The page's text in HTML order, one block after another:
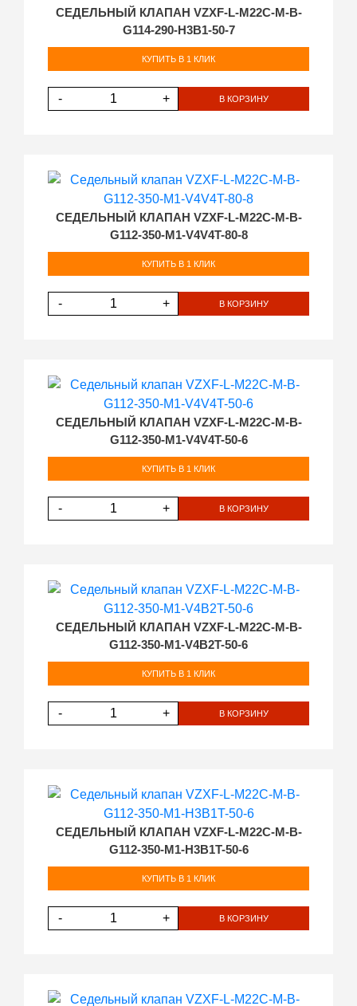
СЕДЕЛЬНЫЙ КЛАПАН VZXF-L-M22C-M-B-
G114-290-H3B1-50-7
КУПИТЬ В 1 КЛИК
- + В КОРЗИНУ
СЕДЕЛЬНЫЙ КЛАПАН VZXF-L-M22C-M-B-
G112-350-M1-V4V4T-80-8
КУПИТЬ В 1 КЛИК
- + В КОРЗИНУ
СЕДЕЛЬНЫЙ КЛАПАН VZXF-L-M22C-M-B-
G112-350-M1-V4V4T-50-6
КУПИТЬ В 1 КЛИК
- + В КОРЗИНУ
СЕДЕЛЬНЫЙ КЛАПАН VZXF-L-M22C-M-B-
G112-350-M1-V4B2T-50-6
КУПИТЬ В 1 КЛИК
- + В КОРЗИНУ
СЕДЕЛЬНЫЙ КЛАПАН VZXF-L-M22C-M-B-
G112-350-M1-H3B1T-50-6
КУПИТЬ В 1 КЛИК
- + В КОРЗИНУ